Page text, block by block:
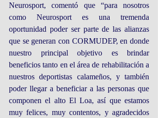
Neurosport, comentó que “para nosotros
como Neurosport es una tremenda
oportunidad poder ser parte de las alianzas
que se generan con CORMUDEP, en donde
nuestro principal objetivo es brindar
beneficios tanto en el área de rehabilitación a
nuestros deportistas calameños, y también
poder llegar a beneficiar a las personas que
componen el alto El Loa, así que estamos
muy felices, muy contentos, y agradecidos